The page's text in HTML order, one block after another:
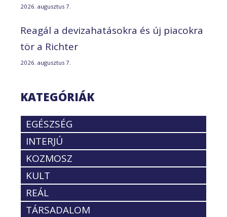
2026. augusztus 7.
Reagál a devizahatásokra és új piacokra
tör a Richter
2026. augusztus 7.
KATEGÓRIÁK
EGÉSZSÉG
INTERJÚ
KOZMOSZ
KULT
REÁL
TÁRSADALOM